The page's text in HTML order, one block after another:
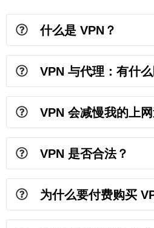
什么是 VPN？
VPN 与代理：有什
VPN 会减慢我的上
VPN 是否合法？
为什么要付费购买